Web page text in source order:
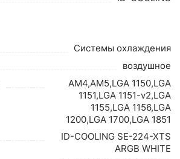
Системы охлаждения
воздушное
AM4,AM5,LGA 1150,LGA
1151,LGA 1151-v2,LGA
1155,LGA 1156,LGA
1200,LGA 1700,LGA 1851
ID-COOLING SE-224-XTS
ARGB WHITE